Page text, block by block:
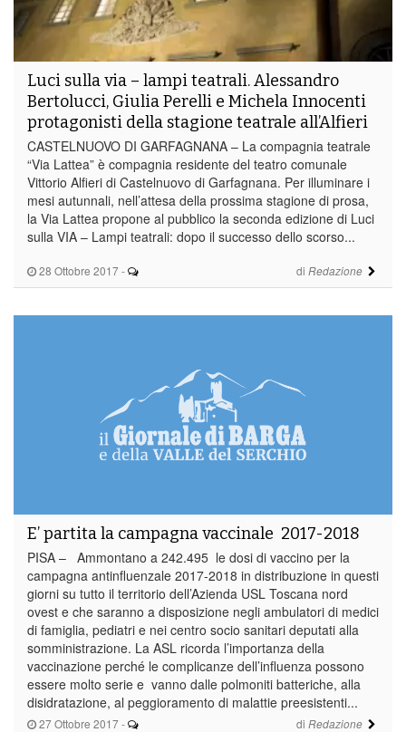
28 Ottobre 2017 - di Redazione
Luci sulla via – lampi teatrali. Alessandro
Bertolucci, Giulia Perelli e Michela Innocenti
protagonisti della stagione teatrale all’Alfieri
CASTELNUOVO DI GARFAGNANA – La compagnia teatrale
“Via Lattea” è compagnia residente del teatro comunale
Vittorio Alfieri di Castelnuovo di Garfagnana. Per illuminare i
mesi autunnali, nell’attesa della prossima stagione di prosa,
la Via Lattea propone al pubblico la seconda edizione di Luci
sulla VIA – Lampi teatrali: dopo il successo dello scorso...
27 Ottobre 2017 - di Redazione
E’ partita la campagna vaccinale 2017-2018
PISA – Ammontano a 242.495 le dosi di vaccino per la
campagna antinfluenzale 2017-2018 in distribuzione in questi
giorni su tutto il territorio dell’Azienda USL Toscana nord
ovest e che saranno a disposizione negli ambulatori di medici
di famiglia, pediatri e nei centro socio sanitari deputati alla
somministrazione. La ASL ricorda l’importanza della
vaccinazione perché le complicanze dell’influenza possono
essere molto serie e vanno dalle polmoniti batteriche, alla
disidratazione, al peggioramento di malattie preesistenti...